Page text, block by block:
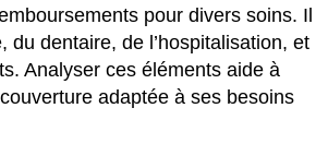
pour divers soins. Il
du dentaire, de l’hospitalisation, et
Analyser ces éléments aide à
adaptée à ses besoins